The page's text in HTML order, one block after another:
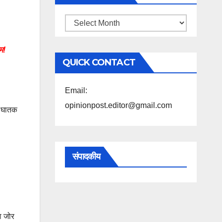
घातक
जोर
महिने
अनुसार
पढ़ें
QUICK CONTACT
Email:
opinionpost.editor@gmail.com
संपादकीय